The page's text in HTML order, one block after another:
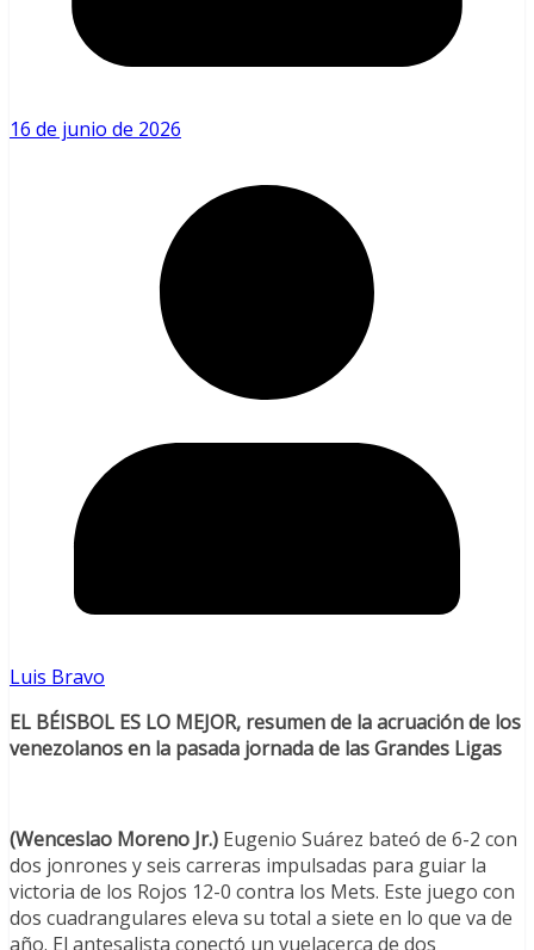
16 de junio de 2026
Luis Bravo
EL BÉISBOL ES LO MEJOR, resumen de la acruación de los
venezolanos en la pasada jornada de las Grandes Ligas
(Wenceslao Moreno Jr.) Eugenio Suárez bateó de 6-2 con
dos jonrones y seis carreras impulsadas para guiar la
victoria de los Rojos 12-0 contra los Mets. Este juego con
dos cuadrangulares eleva su total a siete en lo que va de
año. El antesalista conectó un vuelacerca de dos